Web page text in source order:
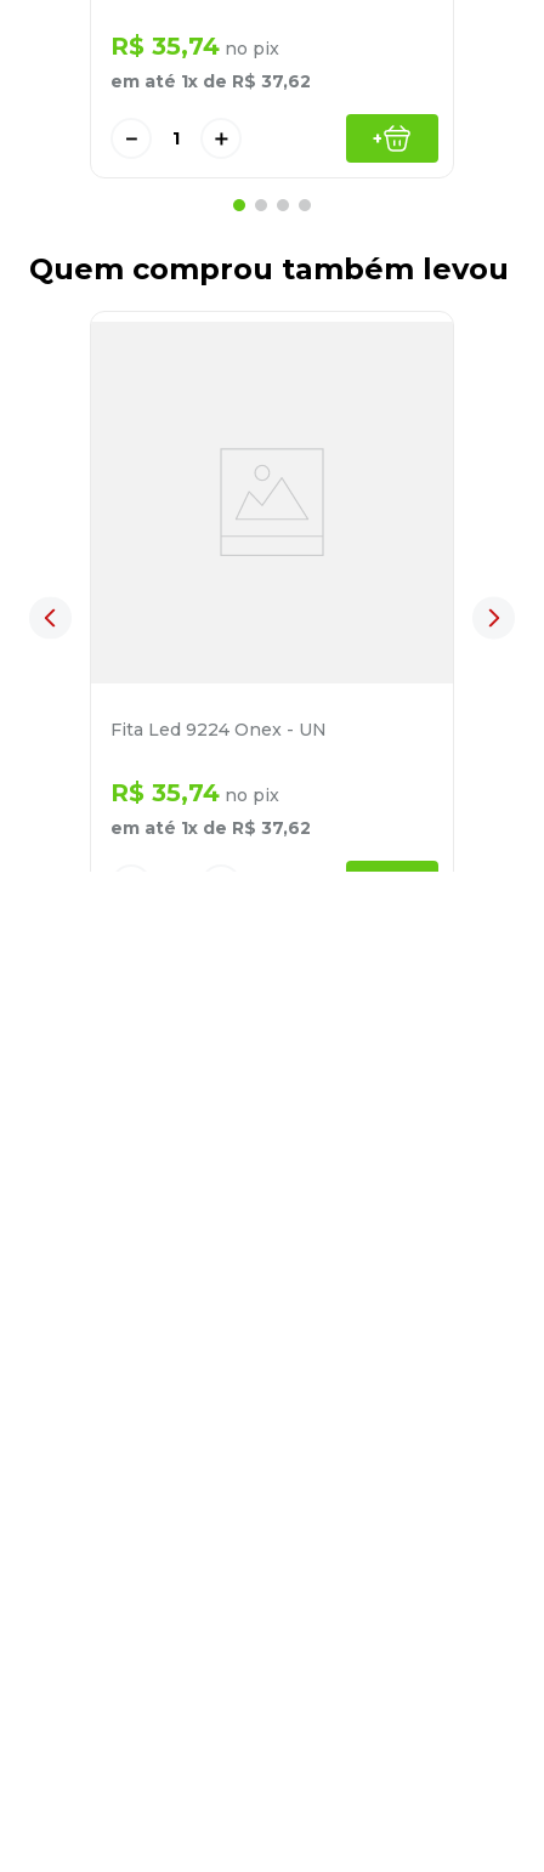
R$ 35,74 no pix
em até 1x de R$ 37,62
＋
－ +
Quem comprou também levou
Fita Led 9224 Onex - UN
R$ 35,74 no pix
em até 1x de R$ 37,62